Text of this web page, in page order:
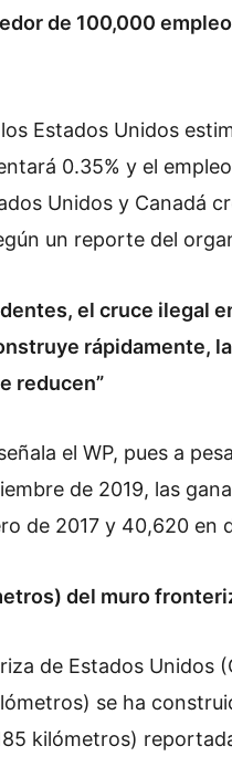
de 100,000
Estados Unidos
0.35% y el
Unidos y Canadá
un reporte del
el cruce ilegal
rápidamente,
reducen”
el WP, pues a
de 2019, las
de 2017 y 40,620 en
del muro
de Estados Unidos
se ha
kilómetros)